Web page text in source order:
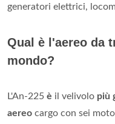
generatori elettrici,
Qual è l'aereo da
mondo?
L'An-225 è il velivolo più
aereo cargo con sei